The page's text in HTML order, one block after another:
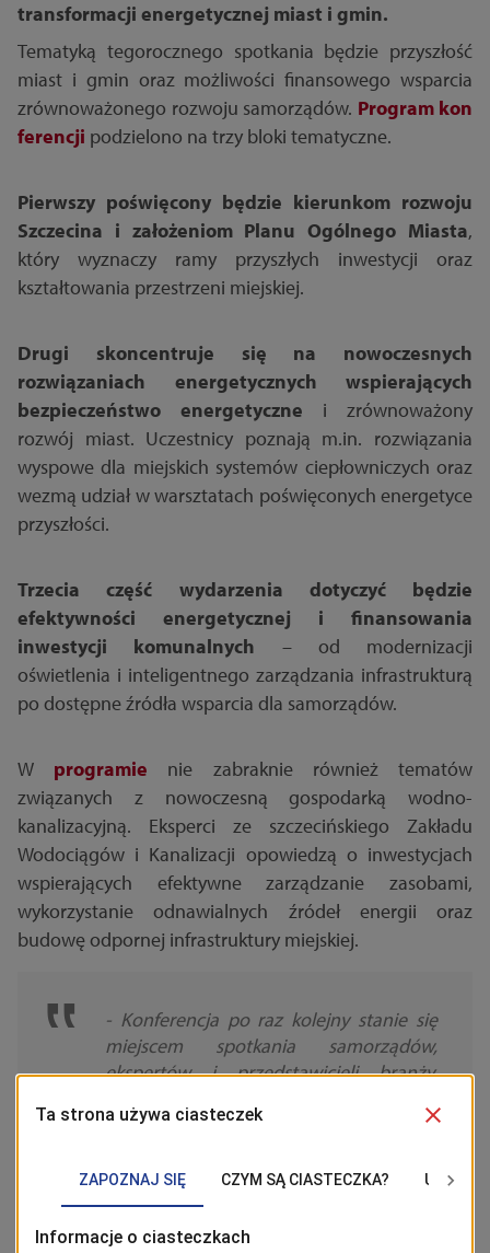
transformacji energetycznej miast i gmin.
Tematyką tegorocznego spotkania będzie przyszłość
miast i gmin oraz możliwości finansowego wsparcia
zrównoważonego rozwoju samorządów. Program kon
ferencji podzielono na trzy bloki tematyczne.
Pierwszy poświęcony będzie kierunkom rozwoju
Szczecina i założeniom Planu Ogólnego Miasta,
który wyznaczy ramy przyszłych inwestycji oraz
kształtowania przestrzeni miejskiej.
Drugi skoncentruje się na nowoczesnych
rozwiązaniach energetycznych wspierających
bezpieczeństwo energetyczne i zrównoważony
rozwój miast. Uczestnicy poznają m.in. rozwiązania
wyspowe dla miejskich systemów ciepłowniczych oraz
wezmą udział w warsztatach poświęconych energetyce
przyszłości.
Trzecia część wydarzenia dotyczyć będzie
efektywności energetycznej i finansowania
inwestycji komunalnych – od modernizacji
oświetlenia i inteligentnego zarządzania infrastrukturą
po dostępne źródła wsparcia dla samorządów.
W programie nie zabraknie również tematów
związanych z nowoczesną gospodarką wodno-
kanalizacyjną. Eksperci ze szczecińskiego Zakładu
Wodociągów i Kanalizacji opowiedzą o inwestycjach
wspierających efektywne zarządzanie zasobami,
wykorzystanie odnawialnych źródeł energii oraz
budowę odpornej infrastruktury miejskiej.
- Konferencja po raz kolejny stanie się
miejscem spotkania samorządów,
ekspertów i przedstawicieli branży,
rozwiązań dla rozwoju współczesnych
prasowy spółki Żegluga Szczecińska
Turystyka Wydarzenia
wydarzeniu jest bezpłatny, jednak